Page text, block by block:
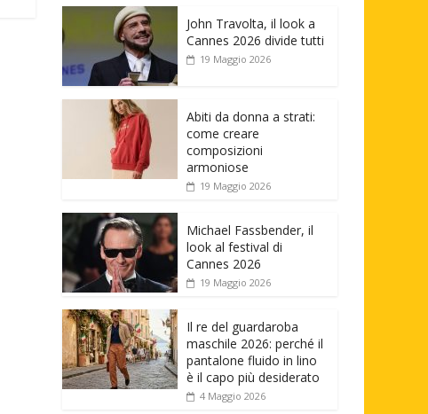
John Travolta, il look a
Cannes 2026 divide tutti
19 Maggio 2026
Abiti da donna a strati:
come creare
composizioni
armoniose
19 Maggio 2026
Michael Fassbender, il
look al festival di
Cannes 2026
19 Maggio 2026
Il re del guardaroba
maschile 2026: perché il
pantalone fluido in lino
è il capo più desiderato
4 Maggio 2026